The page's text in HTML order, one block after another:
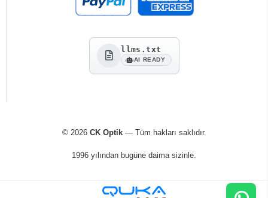
llms.txt
AI READY
© 2026 CK Optik— Tüm hakları saklıdır.
1996 yılından bugüne daima sizinle.